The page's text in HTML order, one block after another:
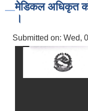
मेडिकल अधिकृत
।
Submitted on: Wed,